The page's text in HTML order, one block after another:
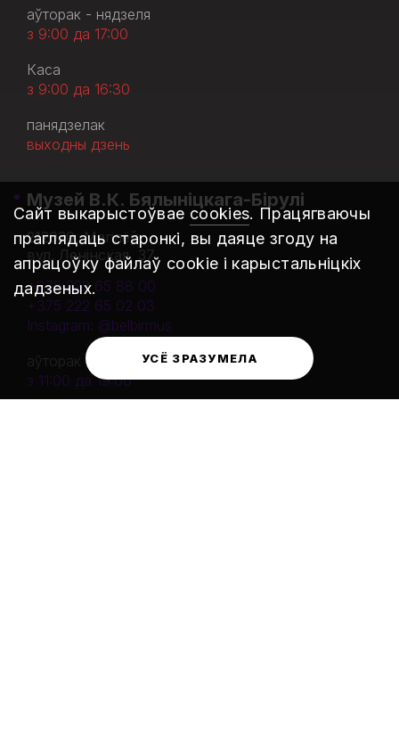
Сайт выкарыстоўвае cookies. Працягваючы
праглядаць старонкі, вы даяце згоду на
апрацоўку файлаў cookie і карыстальніцкіх
дадзеных.
УСЁ ЗРАЗУМЕЛА
аўторак - нядзеля
з 9:00 да 17:00
Каса
з 9:00 да 16:30
панядзелак
выходны дзень
Музей В.К. Бялыніцкага-Бірулі
212030, Магілёў
вул. Ленінская, 37
+375 222 65 88 00
+375 222 65 02 03
Instagram: @belbirmus
аўторак - нядзеля:
з 11:00 да 19:00